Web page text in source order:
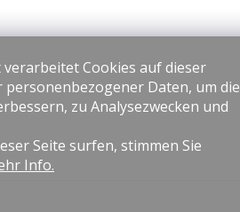
Cookies auf dieser
Daten, um die
zu Analysezwecken und
Seite surfen, stimmen Sie
Info.